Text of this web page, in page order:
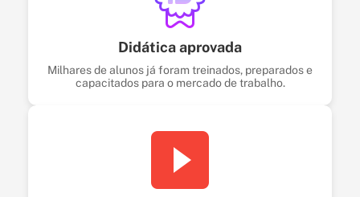
Didática aprovada
Milhares de alunos já foram treinados, preparados e
capacitados para o mercado de trabalho.